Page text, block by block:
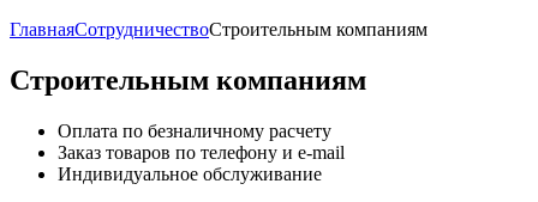
ГлавнаяСотрудничествоСтроительным компаниям
Строительным компаниям
Оплата по безналичному расчету
Заказ товаров по телефону и e-mail
Индивидуальное обслуживание